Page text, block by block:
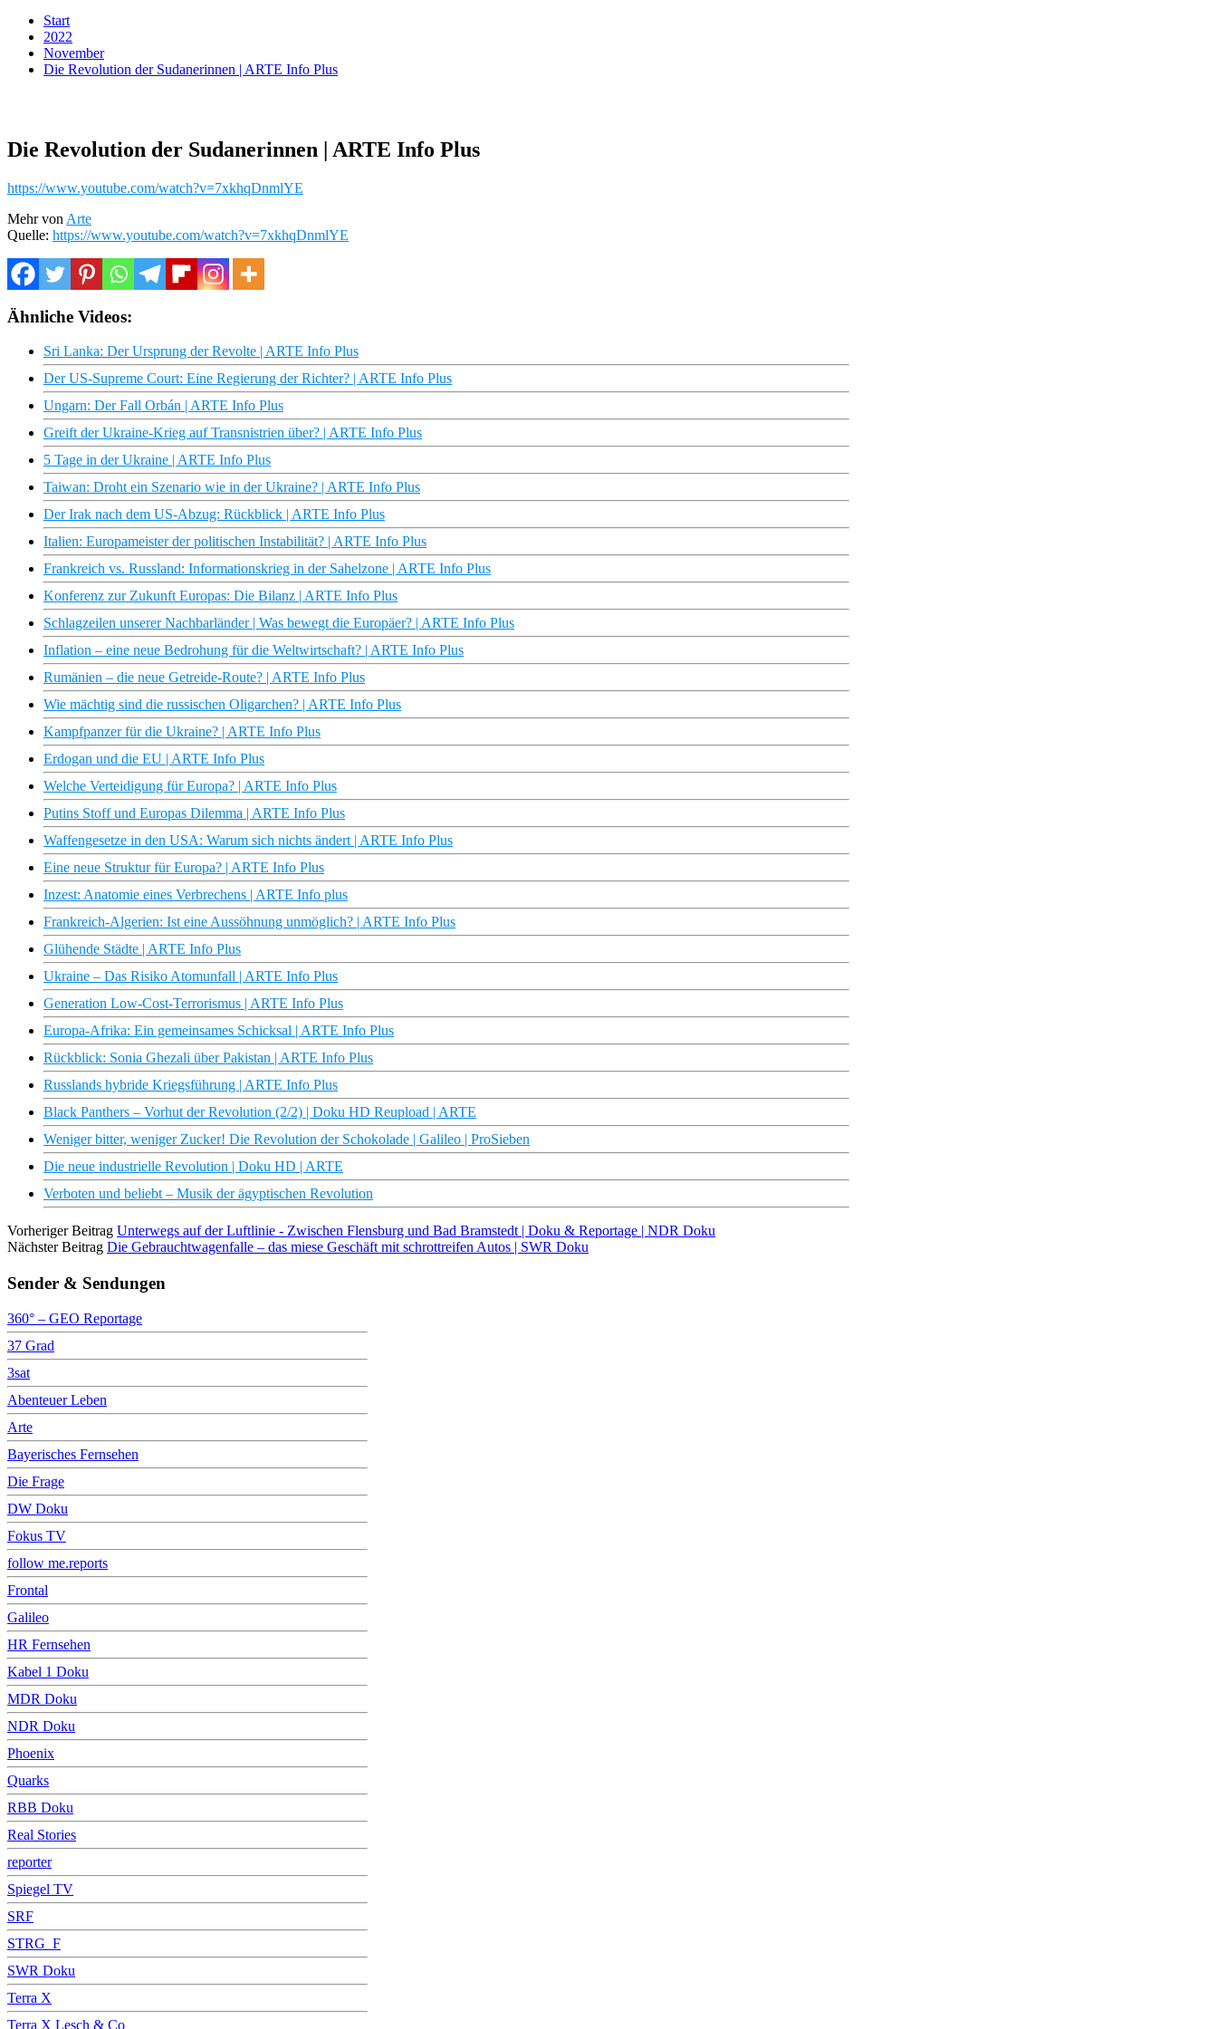
Start
2022
November
Die Revolution der Sudanerinnen | ARTE Info Plus
Die Revolution der Sudanerinnen | ARTE Info Plus
https://www.youtube.com/watch?v=7xkhqDnmlYE
Mehr von Arte
Quelle: https://www.youtube.com/watch?v=7xkhqDnmlYE
Ähnliche Videos:
Sri Lanka: Der Ursprung der Revolte | ARTE Info Plus
Der US-Supreme Court: Eine Regierung der Richter? | ARTE Info Plus
Ungarn: Der Fall Orbán | ARTE Info Plus
Greift der Ukraine-Krieg auf Transnistrien über? | ARTE Info Plus
5 Tage in der Ukraine | ARTE Info Plus
Taiwan: Droht ein Szenario wie in der Ukraine? | ARTE Info Plus
Der Irak nach dem US-Abzug: Rückblick | ARTE Info Plus
Italien: Europameister der politischen Instabilität? | ARTE Info Plus
Frankreich vs. Russland: Informationskrieg in der Sahelzone | ARTE Info Plus
Konferenz zur Zukunft Europas: Die Bilanz | ARTE Info Plus
Schlagzeilen unserer Nachbarländer | Was bewegt die Europäer? | ARTE Info Plus
Inflation – eine neue Bedrohung für die Weltwirtschaft? | ARTE Info Plus
Rumänien – die neue Getreide-Route? | ARTE Info Plus
Wie mächtig sind die russischen Oligarchen? | ARTE Info Plus
Kampfpanzer für die Ukraine? | ARTE Info Plus
Erdogan und die EU | ARTE Info Plus
Welche Verteidigung für Europa? | ARTE Info Plus
Putins Stoff und Europas Dilemma | ARTE Info Plus
Waffengesetze in den USA: Warum sich nichts ändert | ARTE Info Plus
Eine neue Struktur für Europa? | ARTE Info Plus
Inzest: Anatomie eines Verbrechens | ARTE Info plus
Frankreich-Algerien: Ist eine Aussöhnung unmöglich? | ARTE Info Plus
Glühende Städte | ARTE Info Plus
Ukraine – Das Risiko Atomunfall | ARTE Info Plus
Generation Low-Cost-Terrorismus | ARTE Info Plus
Europa-Afrika: Ein gemeinsames Schicksal | ARTE Info Plus
Rückblick: Sonia Ghezali über Pakistan | ARTE Info Plus
Russlands hybride Kriegsführung | ARTE Info Plus
Black Panthers – Vorhut der Revolution (2/2) | Doku HD Reupload | ARTE
Weniger bitter, weniger Zucker! Die Revolution der Schokolade | Galileo | ProSieben
Die neue industrielle Revolution | Doku HD | ARTE
Verboten und beliebt – Musik der ägyptischen Revolution
Vorheriger Beitrag Unterwegs auf der Luftlinie - Zwischen Flensburg und Bad Bramstedt | Doku & Reportage | NDR Doku
Nächster Beitrag Die Gebrauchtwagenfalle – das miese Geschäft mit schrottreifen Autos | SWR Doku
Sender & Sendungen
360° – GEO Reportage
37 Grad
3sat
Abenteuer Leben
Arte
Bayerisches Fernsehen
Die Frage
DW Doku
Fokus TV
follow me.reports
Frontal
Galileo
HR Fernsehen
Kabel 1 Doku
MDR Doku
NDR Doku
Phoenix
Quarks
RBB Doku
Real Stories
reporter
Spiegel TV
SRF
STRG_F
SWR Doku
Terra X
Terra X Lesch & Co